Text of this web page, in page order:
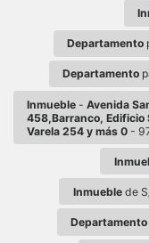
Departamento
Departamento
Inmueble -Avenida
458,Barranco, Edificio
Varela 254 y más 0 -
Inmueblede
Departamento